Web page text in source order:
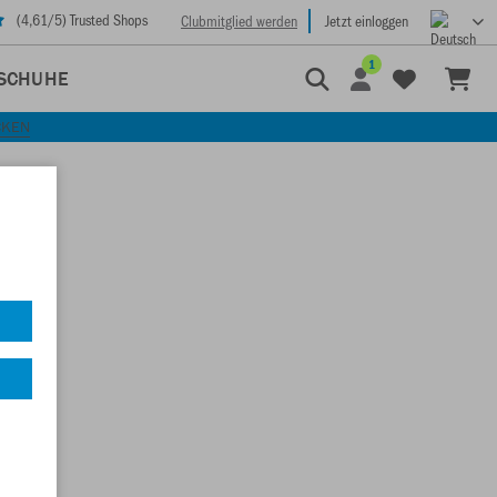
(4,61/5) Trusted Shops Clubmitglied werden Jetzt einloggen
1